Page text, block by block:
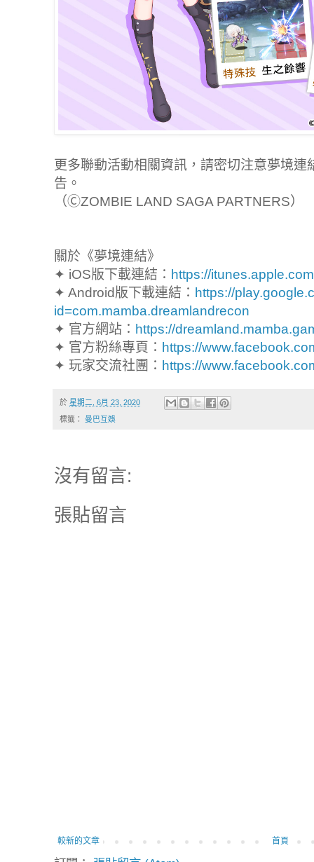
更多聯動活動相關資訊，請密切注意夢境
告。
（ⒸZOMBIE LAND SAGA PARTNERS）
關於《夢境連結》
✦ iOS版下載連結： https://
✦ Android版下載連結： https://
id=com.mamba.dreamlandrecon
✦ 官方網站： https://
✦ 官方粉絲專頁： https://
✦ 玩家交流社團： https://
於 星期二, 6月 23, 2020
標籤： 曼巴互娛
沒有留言:
張貼留言
較新的文章 首頁